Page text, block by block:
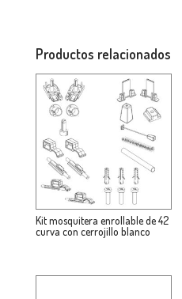
Productos relacionados
Kit mosquitera enrollable de 42
curva con cerrojillo blanco